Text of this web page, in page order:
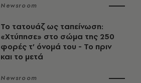
Newsroom
Το τατουάζ ως ταπείνωση:
«Χτύπησε» στο σώμα της 250
φορές τ’ όνομά του - Το πριν
και το μετά
Newsroom